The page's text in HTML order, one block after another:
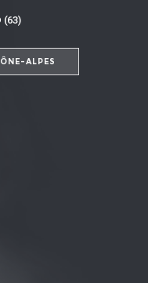
(63)
ALPES